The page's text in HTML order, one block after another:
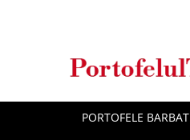
Clutch / Posete Plic
Rucsacuri Barbati
Curele Barbati
Cadouri pentru femei
Borsete DamaPORTOFELE